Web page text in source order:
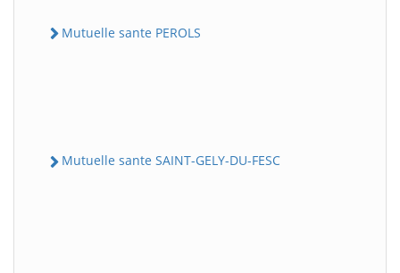
Mutuelle sante PEROLS
Mutuelle sante SAINT-GELY-DU-FESC